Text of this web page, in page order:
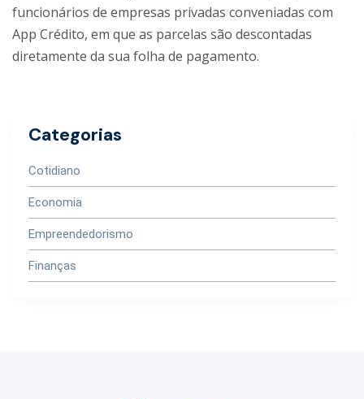
funcionários de empresas privadas conveniadas com
App Crédito, em que as parcelas são descontadas
diretamente da sua folha de pagamento.
Categorias
Cotidiano
Economia
Empreendedorismo
Finanças